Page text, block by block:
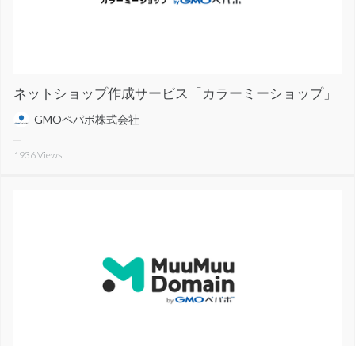
ネットショップ作成サービス「カラーミーショップ」
GMOペパボ株式会社
1936Views